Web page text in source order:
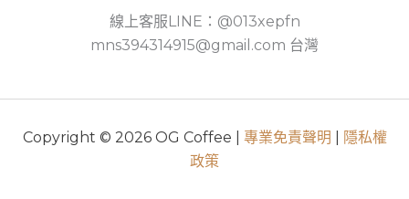
線上客服LINE：@013xepfn
mns394314915@gmail.com 台灣
Copyright © 2026 OG Coffee | 專業免責聲明
隱私權
政策